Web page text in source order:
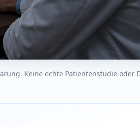
Keine echte Patientenstudie oder